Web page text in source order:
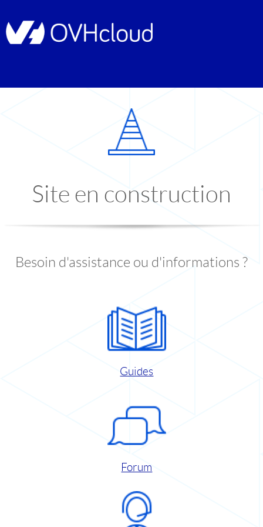
Site en construction
Besoin d'assistance ou d'informations ?
Guides
Forum